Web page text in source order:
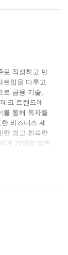
로 작성하고 번
트업을 다루고
금융 기술,
크 트렌드에
를 통해 독자들
비즈니스 세
한 쉽고 친숙한
계 기업의 발전
정적으로 비즈
기업 트렌드를